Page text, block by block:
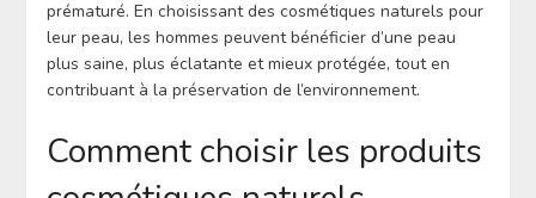
prématuré. En choisissant des cosmétiques naturels pour
leur peau, les hommes peuvent bénéficier d’une peau
plus saine, plus éclatante et mieux protégée, tout en
contribuant à la préservation de l’environnement.
Comment choisir les produits